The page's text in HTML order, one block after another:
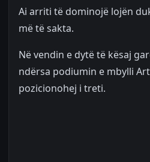
Ai arriti të dominojë lojën
më të sakta.
Në vendin e dytë të kësaj
ndërsa podiumin e mbylli
pozicionohej i treti.